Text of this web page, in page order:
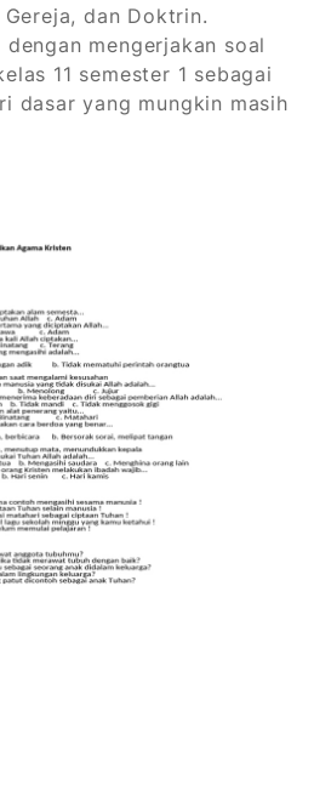
dan Doktrin.
mengerjakan soal
11 semester 1 sebagai
dasar yang mungkin masih